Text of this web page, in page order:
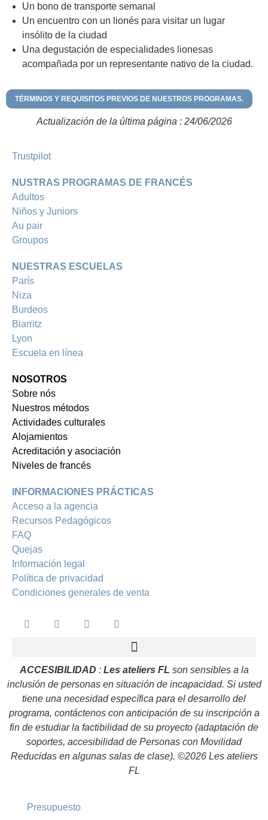
Un bono de transporte semanal
Un encuentro con un lionés para visitar un lugar
insólito de la ciudad
Una degustación de especialidades lionesas
acompañada por un representante nativo de la ciudad.
TÉRMINOS Y REQUISITOS PREVIOS DE NUESTROS PROGRAMAS.
Actualización de la última página : 24/06/2026
Trustpilot
NUSTRAS PROGRAMAS DE FRANCÉS
Adultos
Niños y Juniors
Au pair
Groupos
NUESTRAS ESCUELAS
París
Niza
Burdeos
Biarritz
Lyon
Escuela en línea
NOSOTROS
Sobre nós
Nuestros métodos
Actividades culturales
Alojamientos
Acreditación y asociación
Niveles de francés
INFORMACIONES PRÁCTICAS
Acceso a la agencia
Recursos Pedagógicos
FAQ
Quejas
Información legal
Política de privacidad
Condiciones generales de venta
ACCESIBILIDAD : Les ateliers FL son sensibles a la
inclusión de personas en situación de incapacidad. Si usted
tiene una necesidad específica para el desarrollo del
programa, contáctenos con anticipación de su inscripción a
fin de estudiar la factibilidad de su proyecto (adaptación de
soportes, accesibilidad de Personas con Movilidad
Reducidas en algunas salas de clase). ©2026 Les ateliers
FL
Presupuesto